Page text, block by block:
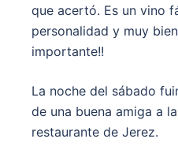
que acertó. Es un vino
personalidad y muy
importante!!
La noche del sábado
de una buena amiga a
restaurante de Jerez.